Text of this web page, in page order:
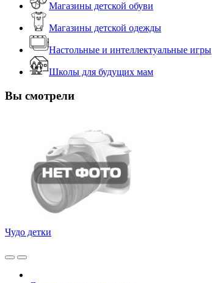
Магазины детской обуви
Магазины детской одежды
Настольные и интеллектуальные игры
Школы для будущих мам
Вы смотрели
Чудо детки